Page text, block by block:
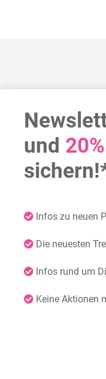
und 20%
Infos zu neuen
Die neuesten
Infos rund um
Keine Aktionen